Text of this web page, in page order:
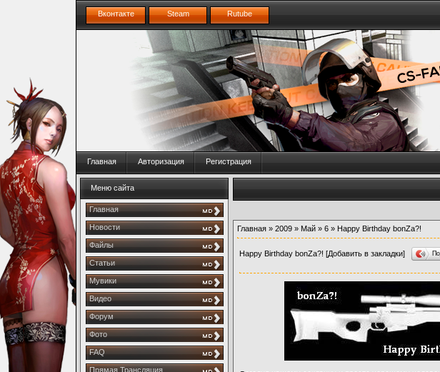
Вконтакте Steam Rutube
Главная Авторизация Регистрация
Меню сайта
Главная
Новости
Файлы
Статьи
Мувики
Видео
Форум
Фото
FAQ
Прямая Трансляция
Главная » 2009 » Май » 6 » Happy Birthday bonZa?!
Happy Birthday bonZa?! [Добавить в закладки]